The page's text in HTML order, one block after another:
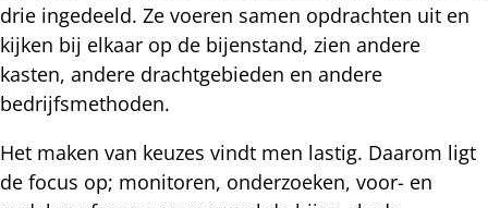
drie ingedeeld. Ze voeren samen opdrachten uit en
kijken bij elkaar op de bijenstand, zien andere
kasten, andere drachtgebieden en andere
bedrijfsmethoden.
Het maken van keuzes vindt men lastig. Daarom ligt
de focus op; monitoren, onderzoeken, voor- en